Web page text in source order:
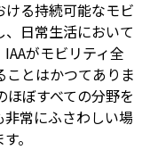
る持続可能なモビ
日常生活において
がモビリティ全
とはかつてありま
ぼすべての分野を
常にふさわしい場
。